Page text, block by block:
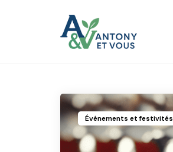
Événements et festivités